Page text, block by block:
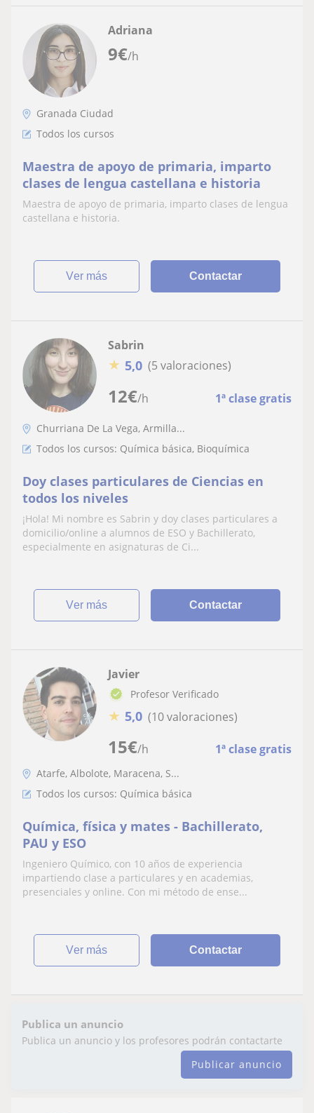
9€/h
Adriana
Granada Ciudad
Todos los cursos
Maestra de apoyo de primaria, imparto
clases de lengua castellana e historia
Maestra de apoyo de primaria, imparto clases de lengua
castellana e historia.
ver más Contactar
12€/h 1ª clase gratis
Sabrin
★ 5,0 (5 valoraciones)
Churriana De La Vega, Armilla...
Todos los cursos: Química básica, Bioquímica
Doy clases particulares de Ciencias en
todos los niveles
¡Hola! Mi nombre es Sabrin y doy clases particulares a
domicilio/online a alumnos de ESO y Bachillerato,
especialmente en asignaturas de Ci...
ver más Contactar
15€/h 1ª clase gratis
Javier
Profesor Verificado
★ 5,0 (10 valoraciones)
Atarfe, Albolote, Maracena, S...
Todos los cursos: Química básica
Química, física y mates - Bachillerato,
PAU y ESO
Ingeniero Químico, con 10 años de experiencia
impartiendo clase a particulares y en academias,
presenciales y online. Con mi método de ense...
ver más Contactar
Publica un anuncio
Publica un anuncio y los profesores podrán contactarte
Publicar anuncio